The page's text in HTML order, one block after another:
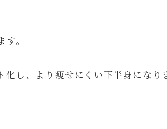
。
化し、より痩せにくい下半身になり